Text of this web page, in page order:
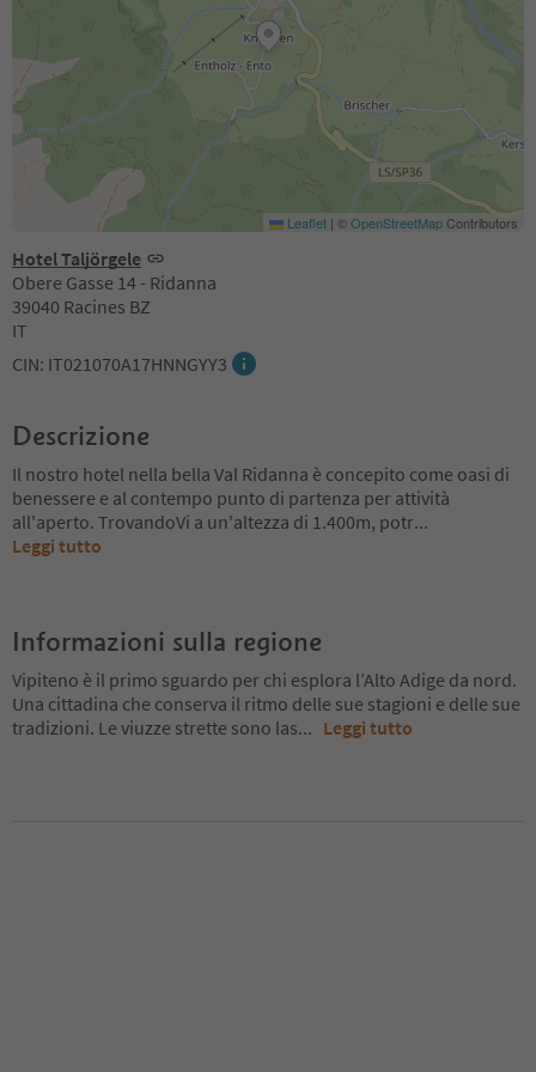
Hotel Taljörgele
Obere Gasse 14 - Ridanna
39040 Racines BZ
IT
CIN: IT021070A17HNNGYY3
Leaflet | ©OpenStreetMapContributors
Descrizione
Il nostro hotel nella bella Val Ridanna è concepito come oasi di
benessere e al contempo punto di partenza per attività
all'aperto. TrovandoVi a un'altezza di 1.400m, potr...
Leggi tutto
Informazioni sulla regione
Vipiteno è il primo sguardo per chi esplora l’Alto Adige da nord.
Una cittadina che conserva il ritmo delle sue stagioni e delle sue
tradizioni. Le viuzze strette sono las... Leggi tutto